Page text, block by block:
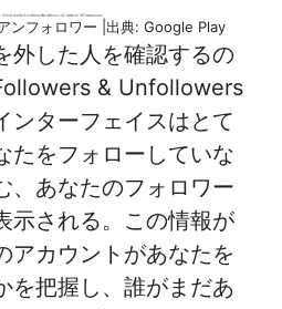
ンフォロワー |出典: Google Play
外した人を確認するの
& Unfollowers
ンターフェイスはとて
たをフォローしていな
、あなたのフォロワー
示される。この情報が
アカウントがあなたを
を把握し、誰がまだあ